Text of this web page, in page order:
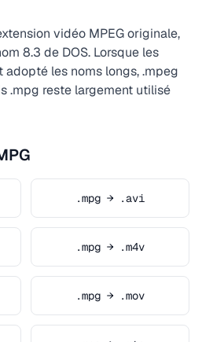
vidéo MPEG originale,
8.3 de DOS. Lorsque les
les noms longs, .mpeg
.mpg reste largement utilisé
.mpg → .avi
.mpg → .m4v
.mpg → .mov